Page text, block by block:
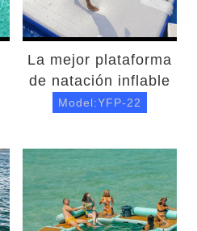
La mejor plataforma
de natación inflable
Model:YFP-22